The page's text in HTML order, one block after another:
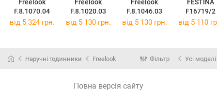
Freelook
F.8.1070.04
Freelook
F.8.1020.03
Freelook
F.8.1046.03
FESTINA
F16719/2
від 5 324 грн. від 5 130 грн. від 5 130 грн. від 5 110
Наручні годинники Freelook Фільтр Усі моделі
Повна версія сайту